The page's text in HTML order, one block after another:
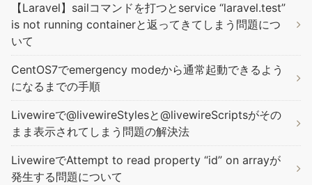
【Laravel】sailコマンドを打つとservice “laravel.test”
is not running containerと返ってきてしまう問題につ
いて
CentOS7でemergency modeから通常起動できるよう
になるまでの手順
Livewireで@livewireStylesと@livewireScriptsがその
まま表示されてしまう問題の解決法
LivewireでAttempt to read property “id” on arrayが
発生する問題について